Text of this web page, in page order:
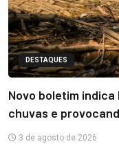
DESTAQUES
Novo boletim indica
chuvas e
3 de agosto de 2026